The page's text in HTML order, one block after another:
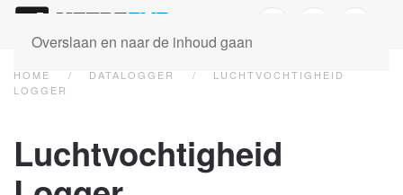
Overslaan en naar de inhoud gaan
HOME DATALOGGER
LUCHTVOCHTIGHEID
LOGGER
Luchtvochtigheid